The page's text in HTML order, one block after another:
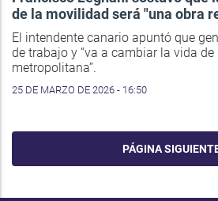
de la movilidad será "una obra
El intendente canario apuntó que
de trabajo y “va a cambiar la vida
metropolitana”.
25 DE MARZO DE 2026 - 16:50
PÁGINA